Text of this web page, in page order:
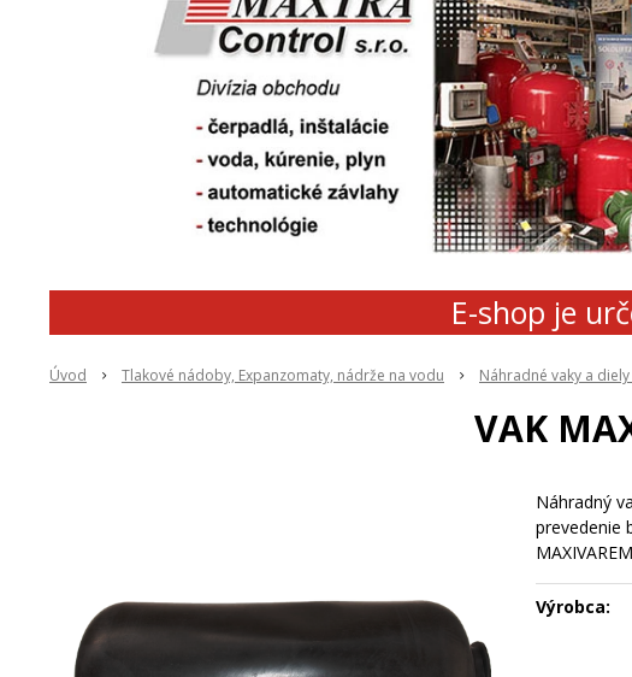
E-shop je
Úvod Tlakové nádoby, Expanzomaty, nádrže na vodu Náhradné vaky a
VAK
Náhradný
prevedenie
Výrobca: